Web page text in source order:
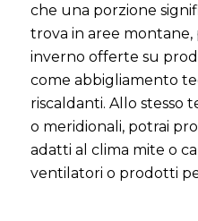
che una porzione
trova in aree
inverno offerte su
come abbigliamento
riscaldanti. Allo stesso
o meridionali, potrai
adatti al clima mite o
ventilatori o prodotti